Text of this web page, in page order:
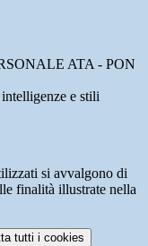
ATA - PON
e stili
si avvalgono di
finalità illustrate nella
tutti i cookies